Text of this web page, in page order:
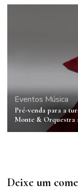
Eventos Música
Pré-venda para a
Monte & Orquestra
Deixe um